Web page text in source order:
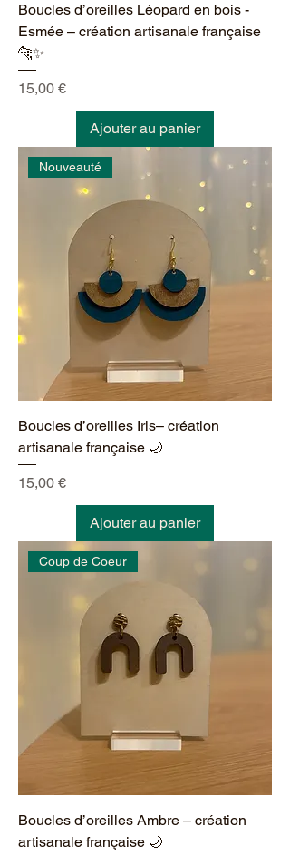
Boucles d’oreilles Léopard en bois -
Esmée – création artisanale française
🐆✨
Prix
15,00 €
Ajouter au panier
Nouveauté
Boucles d’oreilles Iris– création
artisanale française 🌙
Prix
15,00 €
Ajouter au panier
Coup de Coeur
Boucles d’oreilles Ambre – création
artisanale française 🌙